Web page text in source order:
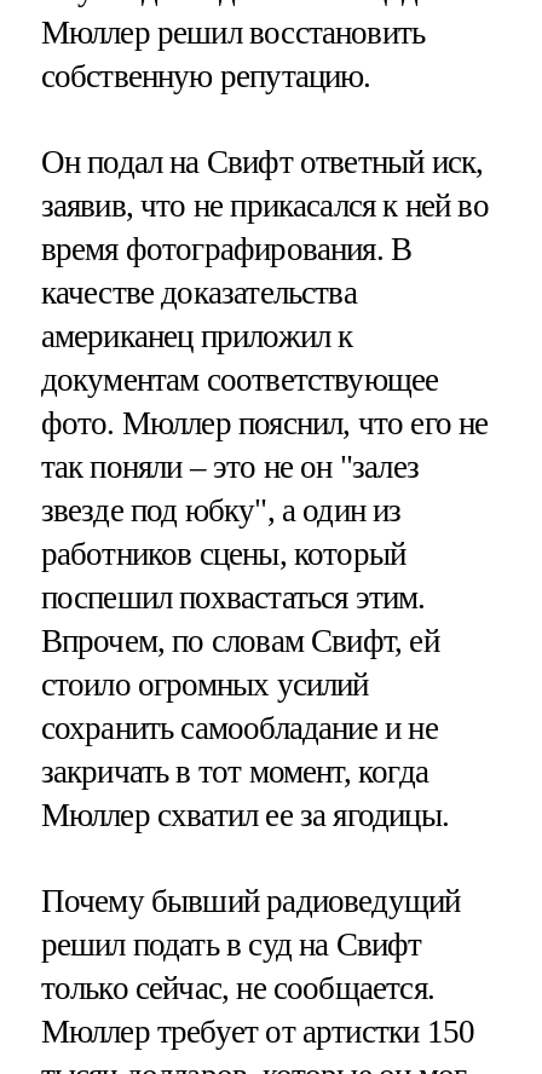
Мюллер решил восстановить
собственную репутацию.
Он подал на Свифт ответный иск,
заявив, что не прикасался к ней во
время фотографирования. В
качестве доказательства
американец приложил к
документам соответствующее
фото. Мюллер пояснил, что его не
так поняли – это не он "залез
звезде под юбку", а один из
работников сцены, который
поспешил похвастаться этим.
Впрочем, по словам Свифт, ей
стоило огромных усилий
сохранить самообладание и не
закричать в тот момент, когда
Мюллер схватил ее за ягодицы.
Почему бывший радиоведущий
решил подать в суд на Свифт
только сейчас, не сообщается.
Мюллер требует от артистки 150